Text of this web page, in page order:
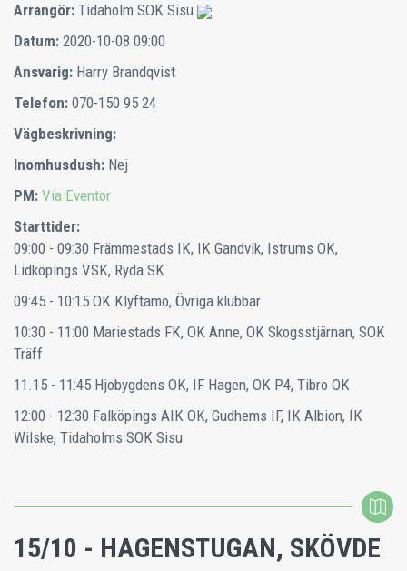
Arrangör: Tidaholm SOK Sisu
Datum: 2020-10-08 09:00
Ansvarig: Harry Brandqvist
Telefon: 070-150 95 24
Vägbeskrivning:
Inomhusdush: Nej
PM: Via Eventor
Starttider:
09:00 - 09:30 Främmestads IK, IK Gandvik, Istrums OK,
Lidköpings VSK, Ryda SK
09:45 - 10:15 OK Klyftamo, Övriga klubbar
10:30 - 11:00 Mariestads FK, OK Anne, OK Skogsstjärnan, SOK
Träff
11.15 - 11:45 Hjobygdens OK, IF Hagen, OK P4, Tibro OK
12:00 - 12:30 Falköpings AIK OK, Gudhems IF, IK Albion, IK
Wilske, Tidaholms SOK Sisu
15/10 - HAGENSTUGAN, SKÖVDE